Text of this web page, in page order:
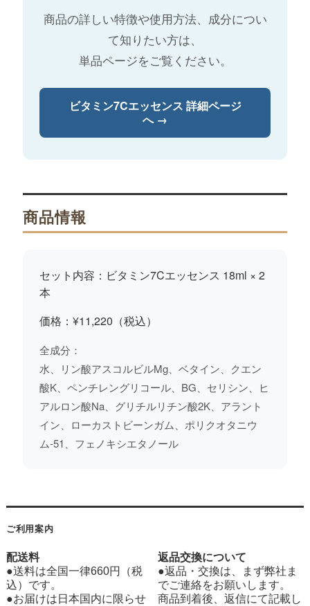
商品の詳しい特徴や使用方法、成分につい
て知りたい方は、
単品ページをご覧ください。
ビタミン7Cエッセンス 詳細ページ
へ →
商品情報
セット内容： ビタミン7Cエッセンス 18ml × 2
本
価格： ¥11,220（税込）
全成分：
水、リン酸アスコルビルMg、ベタイン、クエン
酸K、ペンチレングリコール、BG、セリシン、ヒ
アルロン酸Na、グリチルリチン酸2K、アラント
イン、ローカストビーンガム、ポリクオタニウ
ム-51、フェノキシエタノール
ご利用案内
配送料
●送料は全国一律660円（税
込）です。
●お届けは日本国内に限らせ
返品交換について
●返品・交換は、まず弊社ま
でご連絡をお願いします。
商品到着後、返信にて記載し